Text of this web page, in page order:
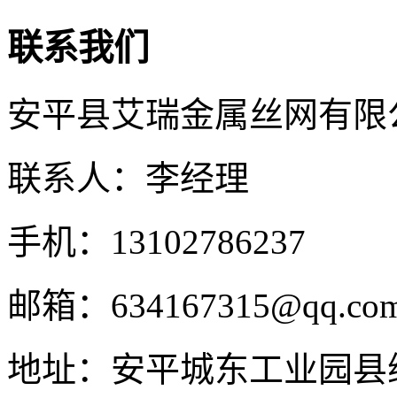
联系我们
安平县艾瑞金属丝网有限
联系人：李经理
手机：13102786237
邮箱：
地址：安平城东工业园县